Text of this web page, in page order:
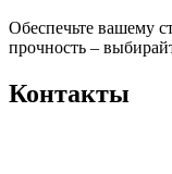
Обеспечьте вашему
прочность –
Контакты